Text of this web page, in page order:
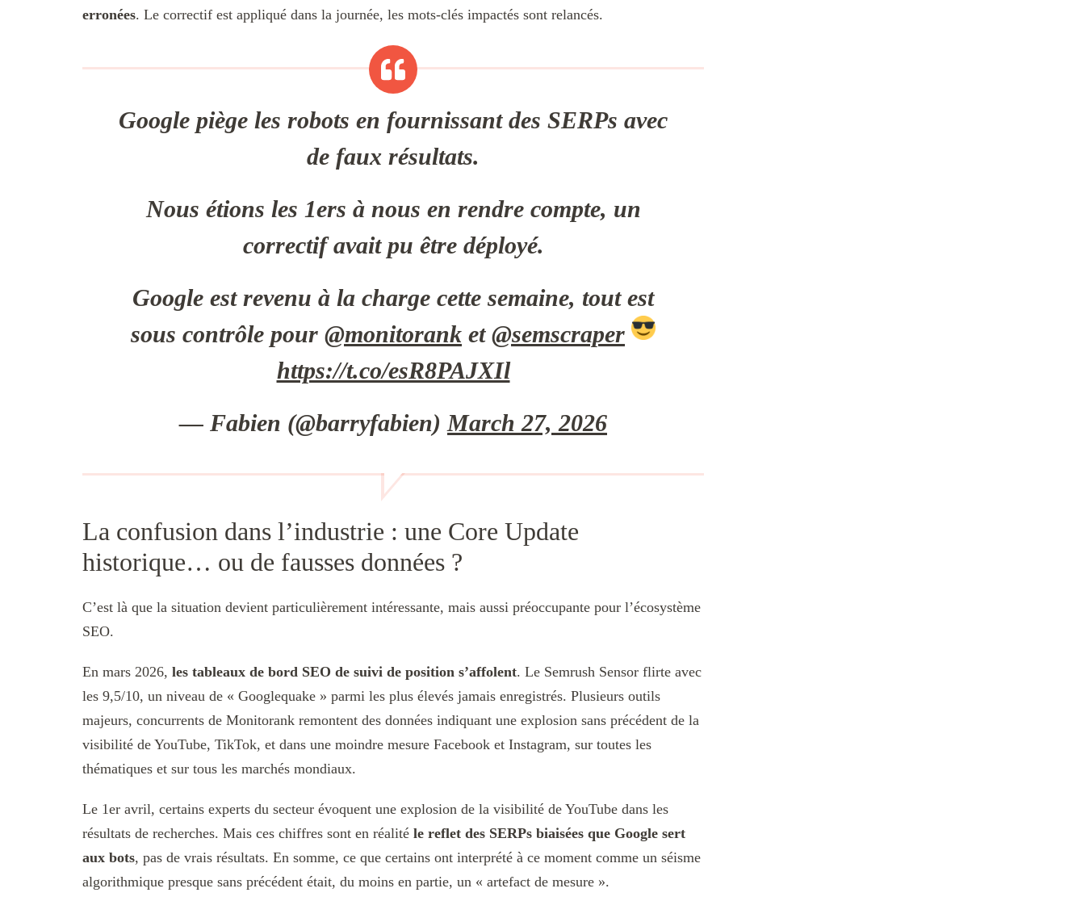
erronées. Le correctif est appliqué dans la journée, les mots-clés impactés sont relancés.
Google piège les robots en fournissant des SERPs avec
de faux résultats.
Nous étions les 1ers à nous en rendre compte, un
correctif avait pu être déployé.
Google est revenu à la charge cette semaine, tout est
sous contrôle pour @monitorank et @semscraper
https://t.co/esR8PAJXIl
— Fabien (@barryfabien) March 27, 2026
La confusion dans l’industrie : une Core Update
historique… ou de fausses données ?
C’est là que la situation devient particulièrement intéressante, mais aussi préoccupante pour l’écosystème
SEO.
En mars 2026, les tableaux de bord SEO de suivi de position s’affolent. Le Semrush Sensor flirte avec
les 9,5/10, un niveau de « Googlequake » parmi les plus élevés jamais enregistrés. Plusieurs outils
majeurs, concurrents de Monitorank remontent des données indiquant une explosion sans précédent de la
visibilité de YouTube, TikTok, et dans une moindre mesure Facebook et Instagram, sur toutes les
thématiques et sur tous les marchés mondiaux.
Le 1er avril, certains experts du secteur évoquent une explosion de la visibilité de YouTube dans les
résultats de recherches. Mais ces chiffres sont en réalité le reflet des SERPs biaisées que Google sert
aux bots, pas de vrais résultats. En somme, ce que certains ont interprété à ce moment comme un séisme
algorithmique presque sans précédent était, du moins en partie, un « artefact de mesure ».